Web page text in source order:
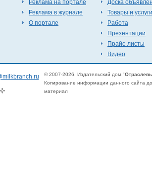
Реклама на портале
Реклама в журнале
О портале
Доска
Товары и услуги
Работа
Презентации
Прайс-листы
Видео
© 2007-2026. Издательский дом "
Копирование информации данного сайта
материал